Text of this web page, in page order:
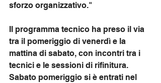
sforzo organizzativo."
Il programma tecnico ha preso il via
tra il pomeriggio di venerdì e la
mattina di sabato, con incontri tra i
tecnici e le sessioni di rifinitura.
Sabato pomeriggio si è entrati nel